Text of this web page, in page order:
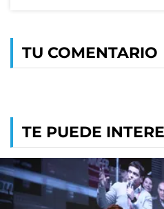
TU COMENTARIO
TE PUEDE